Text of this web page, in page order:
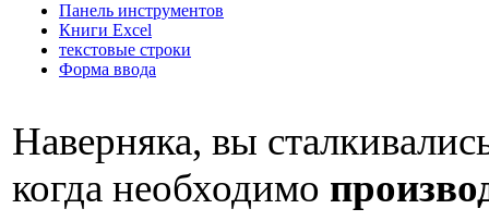
Панель инструментов
Книги Excel
текстовые строки
Форма ввода
Наверняка, вы
когда необходимо